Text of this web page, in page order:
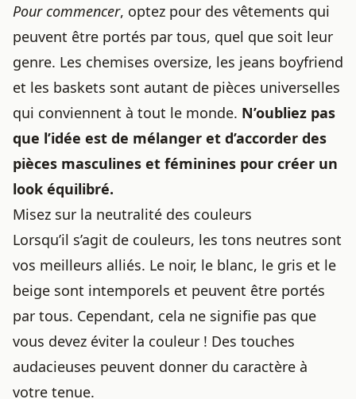
Pour commencer, optez pour des vêtements qui
peuvent être portés par tous, quel que soit leur
genre. Les chemises oversize, les jeans boyfriend
et les baskets sont autant de pièces universelles
qui conviennent à tout le monde. N’oubliez pas
que l’idée est de mélanger et d’accorder des
pièces masculines et féminines pour créer un
look équilibré.
Misez sur la neutralité des couleurs
Lorsqu’il s’agit de couleurs, les tons neutres sont
vos meilleurs alliés. Le noir, le blanc, le gris et le
beige sont intemporels et peuvent être portés
par tous. Cependant, cela ne signifie pas que
vous devez éviter la couleur ! Des touches
audacieuses peuvent donner du caractère à
votre tenue.